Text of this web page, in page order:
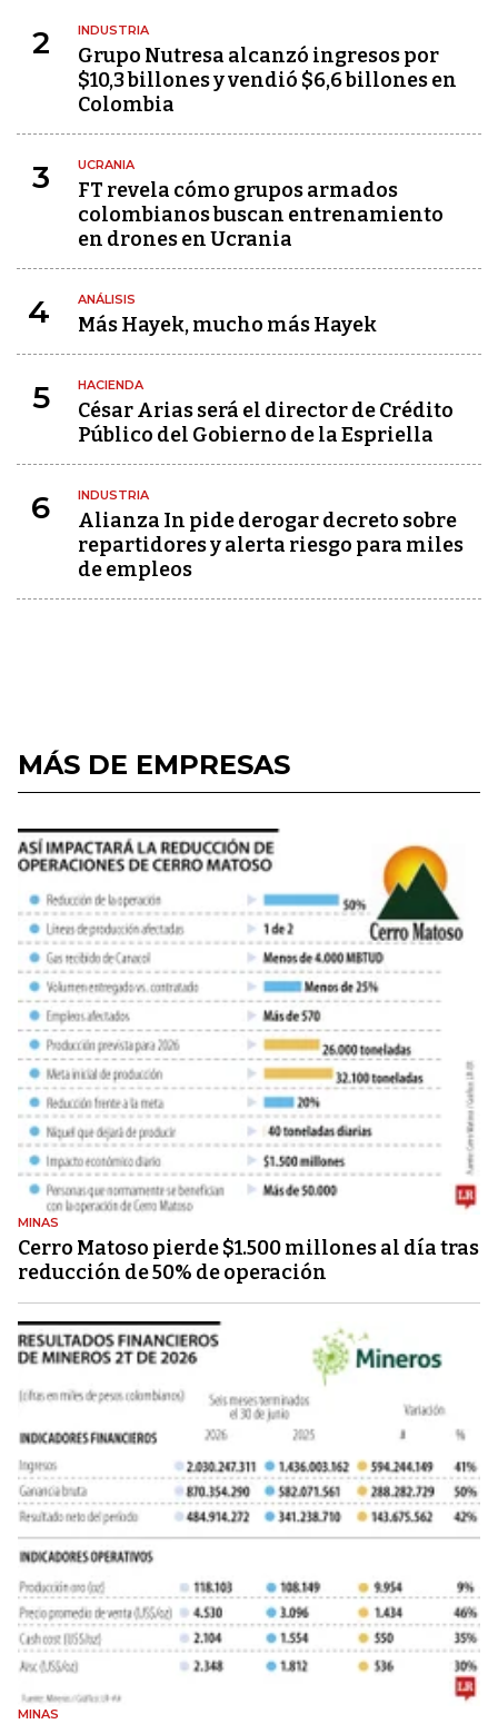
2 INDUSTRIA
Grupo Nutresa alcanzó ingresos por
$10,3 billones y vendió $6,6 billones en
Colombia
3 UCRANIA
FT revela cómo grupos armados
colombianos buscan entrenamiento
en drones en Ucrania
4 ANÁLISIS
Más Hayek, mucho más Hayek
5 HACIENDA
César Arias será el director de Crédito
Público del Gobierno de la Espriella
6 INDUSTRIA
Alianza In pide derogar decreto sobre
repartidores y alerta riesgo para miles
de empleos
MÁS DE EMPRESAS
MINAS
Cerro Matoso pierde $1.500 millones al día tras
reducción de 50% de operación
MINAS